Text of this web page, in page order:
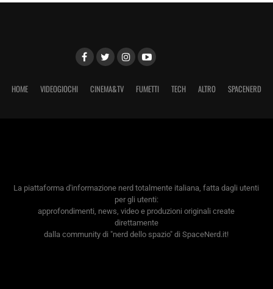
HOME VIDEOGIOCHI CINEMA&TV FUMETTI TECH ALTRO SPACENERD
La piattaforma d'informazione nerd totalmente italiana, fatta dagli utenti
per gli utenti:
approfondimenti, news, video e produzioni originali create
direttamente
dalla community di "nerd dello spazio" di SpaceNerd.it!